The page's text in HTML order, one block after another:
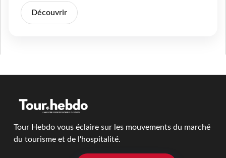
Découvrir
Tour Hebdo vous éclaire sur les mouvements du marché
du tourisme et de l'hospitalité.